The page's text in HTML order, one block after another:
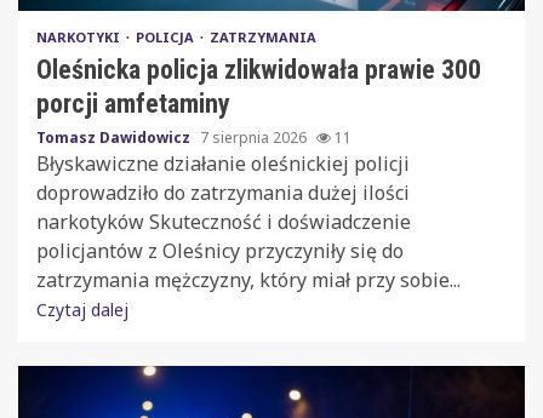
NARKOTYKI POLICJA ZATRZYMANIA
Oleśnicka policja zlikwidowała prawie 300
porcji amfetaminy
Tomasz Dawidowicz 7 sierpnia 2026 11
Błyskawiczne działanie oleśnickiej policji
doprowadziło do zatrzymania dużej ilości
narkotyków Skuteczność i doświadczenie
policjantów z Oleśnicy przyczyniły się do
zatrzymania mężczyzny, który miał przy sobie...
Czytaj dalej